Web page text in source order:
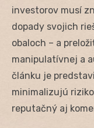
investorov musí
dopady svojich
obaloch – a
manipulatívnej a
článku je
minimalizujú
reputačný aj